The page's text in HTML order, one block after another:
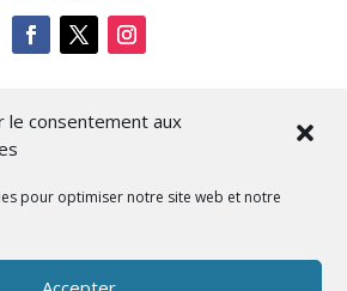
le consentement aux
pour optimiser notre site web et notre
di L’Isula